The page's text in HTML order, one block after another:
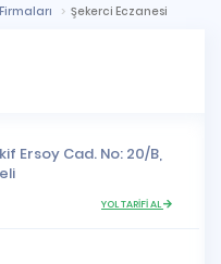
Ekle
Şekerci Eczanesi
Ersoy Cad. No: 20/B,
YOL TARİFİ AL